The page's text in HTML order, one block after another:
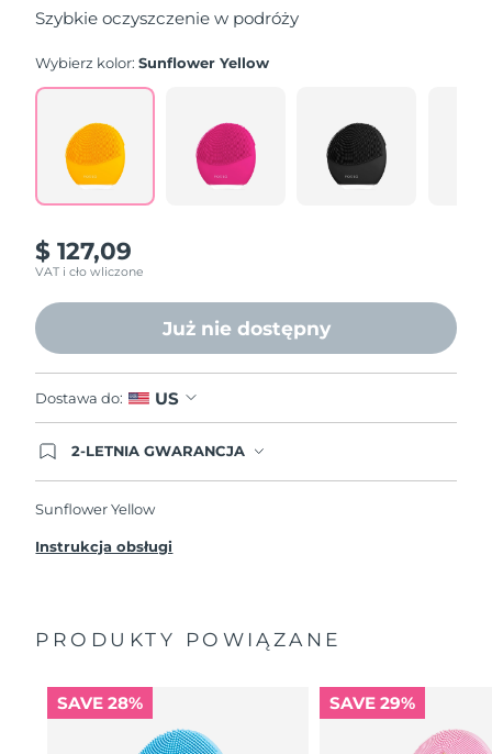
5
stars,
rating
Read
Reviews.
Same
page
Szybkie oczyszczenie w podróży
Wybierz kolor:Sunflower Yellow
$ 127,09
VAT i cło wliczone
Już nie dostępny
Dostawa do: US
2-LETNIA GWARANCJA
przypadku wystąpienia problemów w ciągu 2 lat
Sunflower Yellow
Instrukcja obsługi
PRODUKTY POWIĄZANE
SAVE 28% SAVE 29%